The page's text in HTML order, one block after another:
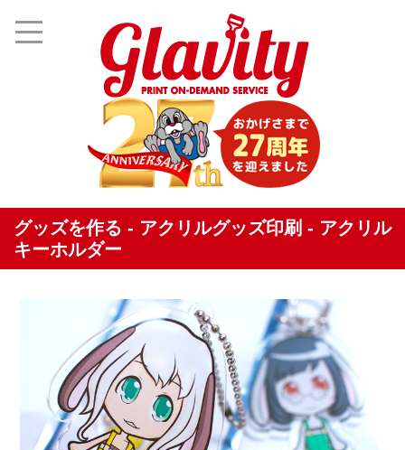
グッズを作る - アクリルグッズ印刷 - アクリル
キーホルダー